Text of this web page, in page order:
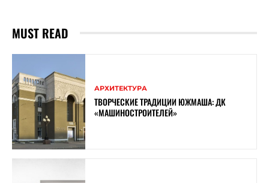
MUST READ
АРХИТЕКТУРА
ТВОРЧЕСКИЕ ТРАДИЦИИ ЮЖМАША: ДК
«МАШИНОСТРОИТЕЛЕЙ»